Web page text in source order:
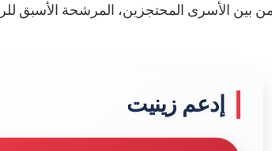
إدعم زينيت